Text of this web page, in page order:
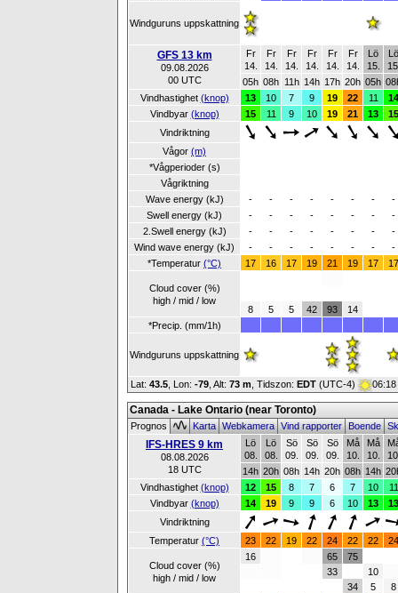
Windguruns uppskattning
GFS 13 km
09.08.2026
00 UTC
Fr
14.
Fr
14.
Fr
14.
Fr
14.
Fr
14.
Fr
14.
Lö
15.
Lö
05h 08h 11h 14h 17h 20h 05h
Vindhastighet (knop) 13 10 7 9 19 22 11
14
Vindbyar (knop) 15 11 9 10 19 21 13
15
Vindriktning
Vågor (m)
*Vågperioder (s)
Vågriktning
Wave energy (kJ)
- - - - - - -
-
Swell energy (kJ)
- - - - - - -
-
2.Swell energy (kJ)
- - - - - - -
-
Wind wave energy (kJ)
- - - - - - -
-
*Temperatur (°C) 17 16 17 19 21 19 17 17
Cloud cover (%)
high / mid / low
8
5 5 42 93
14
*Precip. (mm/1h)
Windguruns uppskattning
Lat: 43.5 , Lon: -79 Alt: 73 m , Tidszon: EDT (UTC-4)
Canada - Lake Ontario (near Toronto)
Prognos KartaWebkameraVind rapporterBoende
IFS-HRES 9 km
08.08.2026
18 UTC
Lö
08.
Lö
08.
Sö
09.
Sö
09.
Sö
09.
Må
10.
Må
10.
14h 20h 08h 14h 20h 08h 14h
Vindhastighet (knop) 12 15 8 7 6 7 10
11
Vindbyar (knop) 14 19 9 9 6 10 13
13
Vindriktning
Temperatur (°C) 23 22 19 22 24 22 22 24
Cloud cover (%)
high / mid / low
16
65
33
75
34
10
5
8